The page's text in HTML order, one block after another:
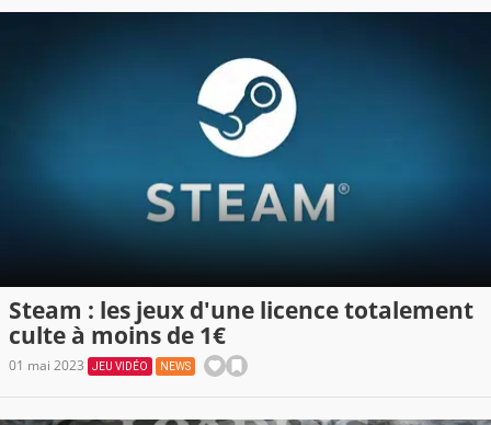
Steam : les jeux d'une licence totalement
culte à moins de 1€
01 mai 2023 JEU VIDÉO NEWS